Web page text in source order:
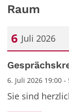
Raum
6 Juli 2026
Datum: 6. Juli
6. Juli 2026 19:00 -
Sie sind